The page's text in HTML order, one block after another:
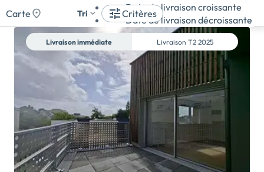
Maison
Carte Critères
Tri
Date de livraison croissante
Date de livraison décroissante
Livraison immédiate Livraison T2 2025